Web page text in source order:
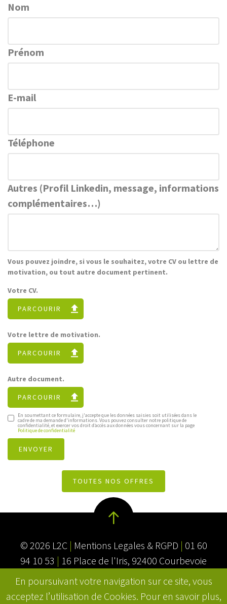
Nom
Prénom
E-mail
Téléphone
Autres (Profil Linkedin, message, informations
complémentaires…)
Vous pouvez joindre, si vous le souhaitez, votre CV ou lettre de
motivation, ou tout autre document pertinent.
Votre CV.
PARCOURIR
Votre lettre de motivation.
PARCOURIR
Autre document.
PARCOURIR
En soumettant ce formulaire, j'accepte que les données saisies soit utilisées dans le
cadre de ma demande d'informations. Vous pouvez consulter notre politique de
confidentialité, et exercer vos droit d’accès aux données vous concernant sur la page
Politique de confidentialité
TOUTES NOS OFFRES
© 2026 L2C | Mentions Legales & RGPD | 01 60
94 10 53 | 16 Place de l'Iris, 92400 Courbevoie
En poursuivant votre navigation sur ce site, vous
acceptez l’utilisation de Cookies. Pour en savoir plus,